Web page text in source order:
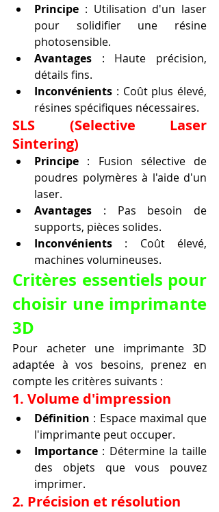
Principe : Utilisation d'un laser
pour solidifier une résine
photosensible.
Avantages : Haute précision,
détails fins.
Inconvénients : Coût plus élevé,
résines spécifiques nécessaires.
SLS (Selective Laser
Sintering)
Principe : Fusion sélective de
poudres polymères à l'aide d'un
laser.
Avantages : Pas besoin de
supports, pièces solides.
Inconvénients : Coût élevé,
machines volumineuses.
Critères essentiels pour
choisir une imprimante
3D
Pour acheter une imprimante 3D
adaptée à vos besoins, prenez en
compte les critères suivants :
1. Volume d'impression
Définition : Espace maximal que
l'imprimante peut occuper.
Importance : Détermine la taille
des objets que vous pouvez
imprimer.
2. Précision et résolution